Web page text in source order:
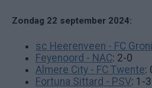
Zondag 22 september 2024:
sc Heerenveen - FC
Feyenoord - NAC: 2-0
Almere City - FC Twente:
Fortuna Sittard - PSV: 1-3